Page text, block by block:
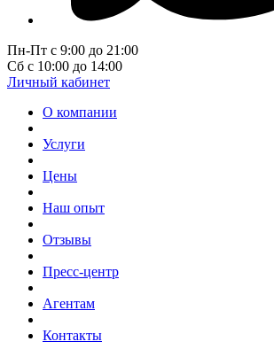
Пн-Пт с 9:00 до 21:00
Сб с 10:00 до 14:00
Личный кабинет
О компании
Услуги
Цены
Наш опыт
Отзывы
Пресс-центр
Агентам
Контакты